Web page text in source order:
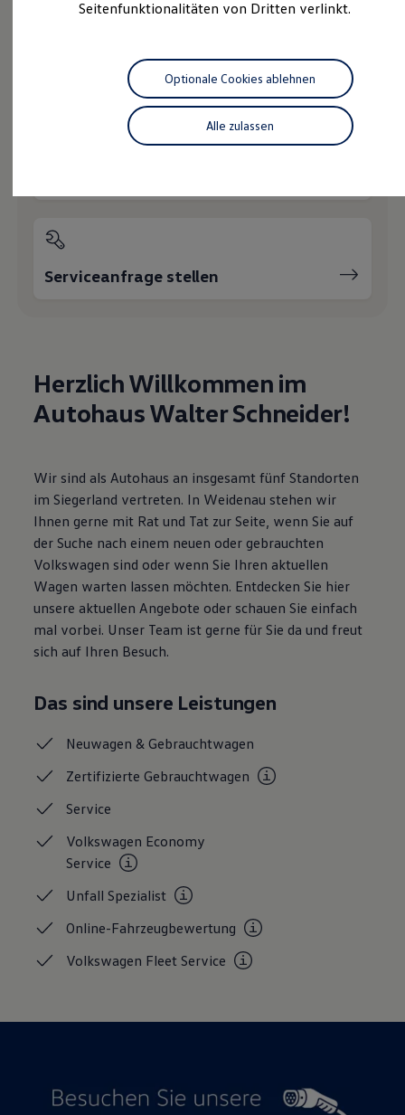
Volkswagen entdecken
Lifestyle Shop
T-Roc Kollektion
Golf Kollektion
ID. Kollektion
Volkswagen Kollektion
R-Kollektion
Service und Ersatzteile
Inspektion und HU/AU
Volkswagen Teile
Zubehör
Modellspezifisches Zubehör
Individualisieren
Wallbox und Ladekabel
Digitale Extras
Dienste für Ihr Modell finden
Volkswagen Apps, Login und Shop
Handy und Fahrzeug verbinden
Updates für Software, Karten und Radio
Über Ihr Auto
Vorgängermodelle
Kundeninformationen
Volkswagen Kundenbetreuung
Warn- und Kontrollleuchten
Digitale Betriebsanleitung
Live Beratung
Lifestyle
Familie
Volkswagen R
Volkswagen Kundenbetreuung
Fahrzeugangebot anfordern
Serviceanfrage stellen
Herzlich Willkommen im
Autohaus Walter Schneider!
Wir sind als Autohaus an insgesamt fünf Standorten
im Siegerland vertreten. In Weidenau stehen wir
Ihnen gerne mit Rat und Tat zur Seite, wenn Sie auf
der Suche nach einem neuen oder gebrauchten
Volkswagen sind oder wenn Sie Ihren aktuellen
Wagen warten lassen möchten. Entdecken Sie hier
unsere aktuellen Angebote oder schauen Sie einfach
mal vorbei. Unser Team ist gerne für Sie da und freut
sich auf Ihren Besuch.
Das sind unsere Leistungen
Neuwagen &Gebrauchtwagen
ZertifizierteGebrauchtwagen
Service
Volkswagen Economy
Service
UnfallSpezialist
Online-Fahrzeugbewertung
Volkswagen FleetService
Seitenfunktionalitäten von Dritten verlinkt.
Alle zulassen
Optionale Cookies ablehnen